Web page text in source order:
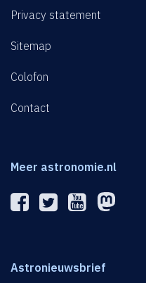
Privacy statement
Sitemap
Colofon
Contact
Meer astronomie.nl
Astronieuwsbrief